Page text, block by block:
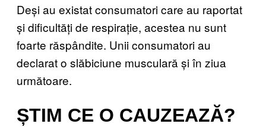
Deși au existat consumatori care au raportat
și dificultăți de respirație, acestea nu sunt
foarte răspândite. Unii consumatori au
declarat o slăbiciune musculară și în ziua
următoare.
ȘTIM CE O CAUZEAZĂ?